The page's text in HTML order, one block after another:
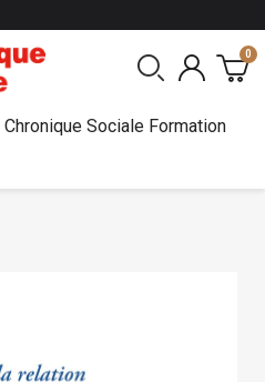
Chronique Sociale Formation